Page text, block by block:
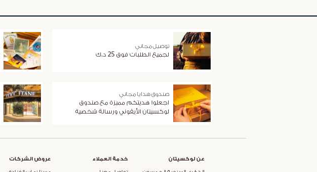
توصيل مجاني
لجميع الطلبات فوق 25 د.ك
صندوق هدايا مجاني
اجعلوا هديتكم مميزة مع صندوق
لوكسيتان الأيقوني ورسالة شخصية
عن لوكسيتان خدمة العملاء عروض الشركات